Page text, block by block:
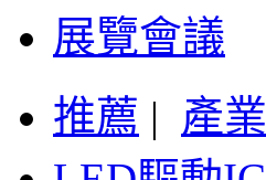
展覽會議
推薦 | 產業